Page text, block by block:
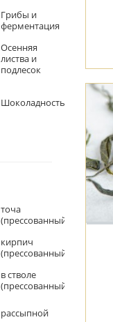
Грибы и
ферментация
Осенняя
листва и
подлесок
Шоколадность
точа
(прессованный)
кирпич
(прессованный)
в стволе
(прессованный)
рассыпной